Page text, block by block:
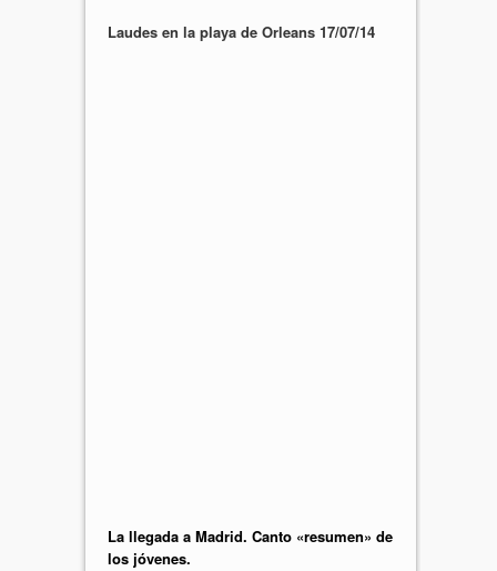
Laudes en la playa de Orleans 17/07/14
La llegada a Madrid. Canto «resumen» de
los jóvenes.